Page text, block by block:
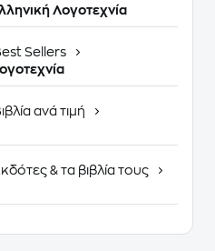
Λογοτεχνία
Sellers
ανά τιμή
& τα βιβλία τους